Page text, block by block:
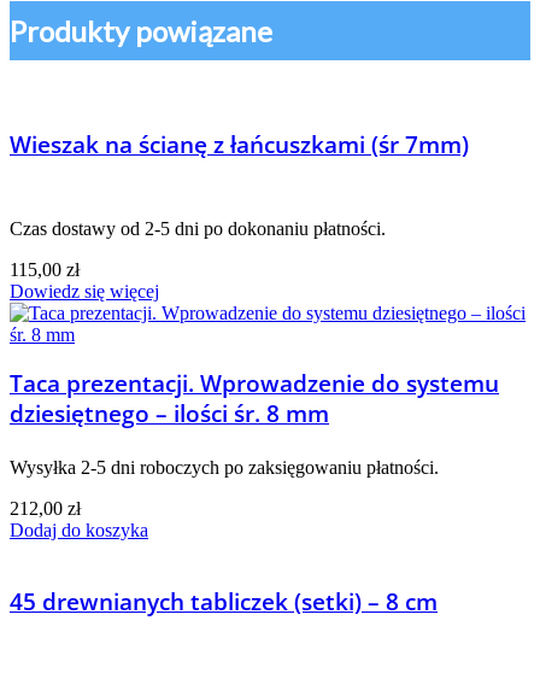
Produkty powiązane
Wieszak na ścianę z łańcuszkami (śr 7mm)
Czas dostawy od 2-5 dni po dokonaniu płatności.
115,00 zł
Dowiedz się więcej
Taca prezentacji. Wprowadzenie do systemu
dziesiętnego – ilości śr. 8 mm
Wysyłka 2-5 dni roboczych po zaksięgowaniu płatności.
212,00 zł
Dodaj do koszyka
45 drewnianych tabliczek (setki) – 8 cm